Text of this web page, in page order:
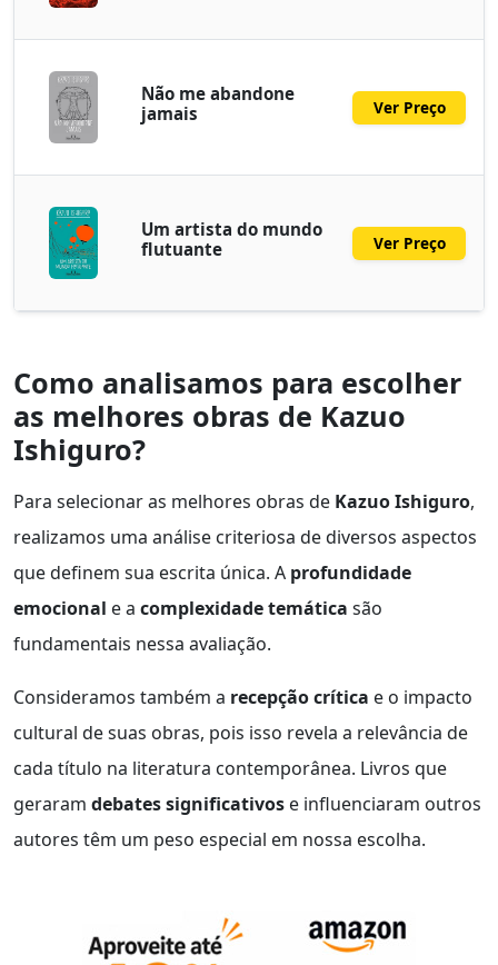
Não me abandone
jamais
Ver Preço
Um artista do mundo
flutuante
Ver Preço
Como analisamos para escolher
as melhores obras de Kazuo
Ishiguro?
Para selecionar as melhores obras de Kazuo Ishiguro,
realizamos uma análise criteriosa de diversos aspectos
que definem sua escrita única. A profundidade
emocional e a complexidade temática são
fundamentais nessa avaliação.
Consideramos também a recepção crítica e o impacto
cultural de suas obras, pois isso revela a relevância de
cada título na literatura contemporânea. Livros que
geraram debates significativos e influenciaram outros
autores têm um peso especial em nossa escolha.